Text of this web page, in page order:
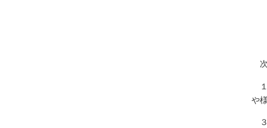
次
１
や
３